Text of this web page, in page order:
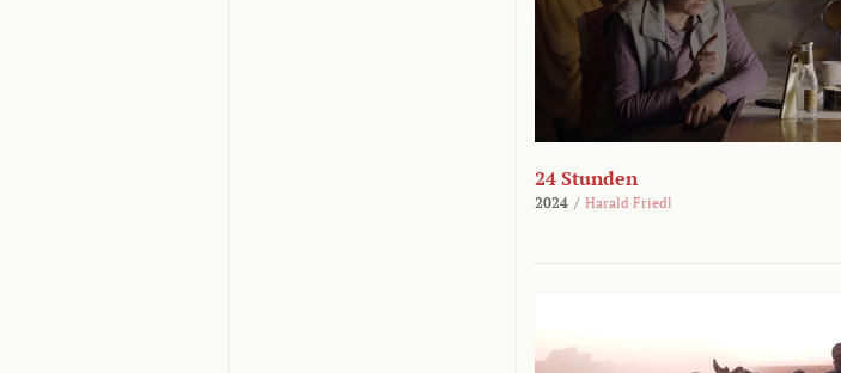
24 Stunden
2024 / Harald Friedl